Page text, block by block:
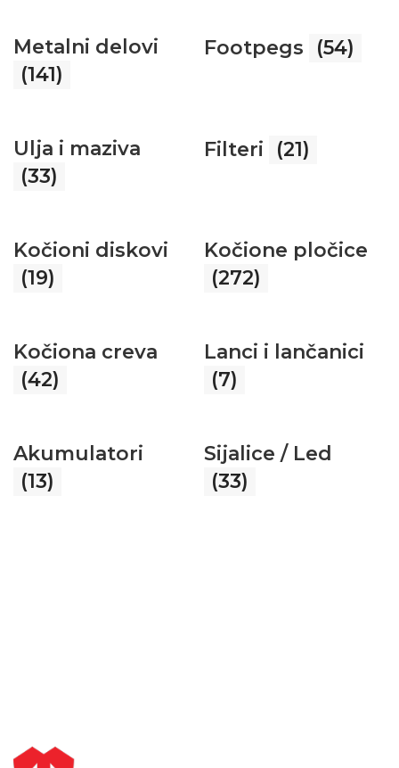
Metalni delovi
(141)
Footpegs (54)
Ulja i maziva
(33)
Filteri (21)
Kočioni diskovi
(19)
Kočione pločice
(272)
Kočiona creva
(42)
Lanci i lančanici
(7)
Akumulatori
(13)
Sijalice / Led
(33)